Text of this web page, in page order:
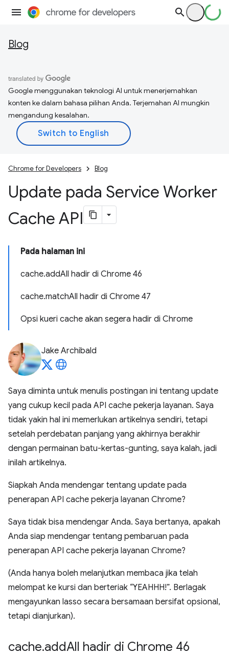
Blog
Google menggunakan teknologi AI untuk menerjemahkan
konten ke dalam bahasa pilihan Anda. Terjemahan AI mungkin
mengandung kesalahan.
Chrome for Developers Blog
Update pada Service Worker
Cache API
Pada halaman ini
cache.addAll hadir di Chrome 46
cache.matchAll hadir di Chrome 47
Opsi kueri cache akan segera hadir di Chrome
Jake Archibald
Saya diminta untuk menulis postingan ini tentang update
yang cukup kecil pada API cache pekerja layanan. Saya
tidak yakin hal ini memerlukan artikelnya sendiri, tetapi
setelah perdebatan panjang yang akhirnya berakhir
dengan permainan batu-kertas-gunting, saya kalah, jadi
inilah artikelnya.
Siapkah Anda mendengar tentang update pada
penerapan API cache pekerja layanan Chrome?
Saya tidak bisa mendengar Anda. Saya bertanya, apakah
Anda siap mendengar tentang pembaruan pada
penerapan API cache pekerja layanan Chrome?
(Anda hanya boleh melanjutkan membaca jika telah
melompat ke kursi dan berteriak “YEAHHH!”. Berlagak
mengayunkan lasso secara bersamaan bersifat opsional,
tetapi dianjurkan).
cache.addAll hadir di Chrome 46